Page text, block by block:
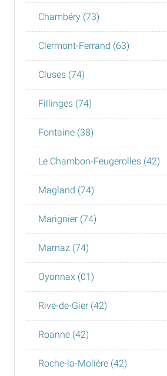
Chambéry (73)
Clermont-Ferrand (63)
Cluses (74)
Fillinges (74)
Fontaine (38)
Le Chambon-Feugerolles (42)
Magland (74)
Marignier (74)
Marnaz (74)
Oyonnax (01)
Rive-de-Gier (42)
Roanne (42)
Roche-la-Molière (42)